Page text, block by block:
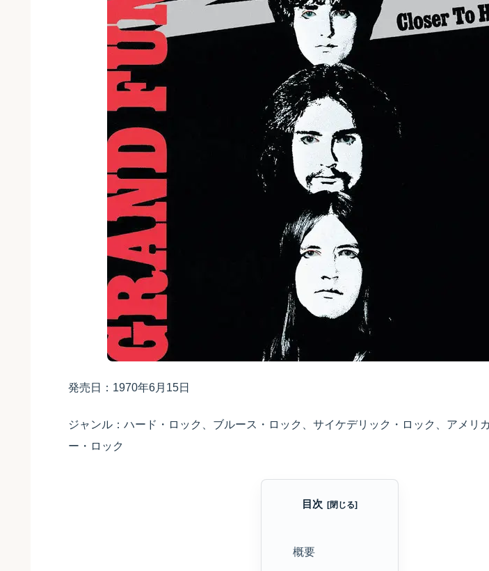
発売日：1970年6月15日
ジャンル：ハード・ロック、ブルース・ロック、サイケデリック・ロック、アメリ
ー・ロック
目次
概要